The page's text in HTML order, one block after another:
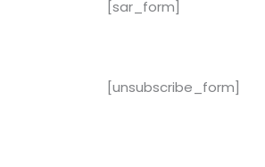
[sar_form]
[unsubscribe_form]